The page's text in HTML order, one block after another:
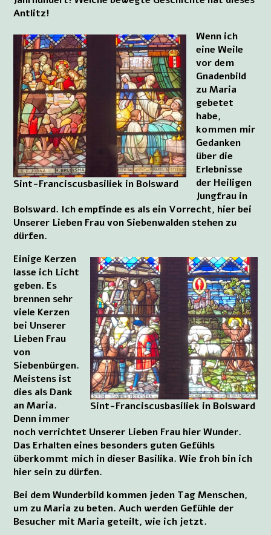
Antlitz!
Sint-Franciscusbasiliek in Bolsward
Wenn ich
eine Weile
vor dem
Gnadenbild
zu Maria
gebetet
habe,
kommen mir
Gedanken
über die
Erlebnisse
der Heiligen
Jungfrau in
Bolsward. Ich empfinde es als ein Vorrecht, hier bei
Unserer Lieben Frau von Siebenwalden stehen zu
dürfen.
Sint-Franciscusbasiliek in Bolsward
Einige Kerzen
lasse ich Licht
geben. Es
brennen sehr
viele Kerzen
bei Unserer
Lieben Frau
von
Siebenbürgen.
Meistens ist
dies als Dank
an Maria.
Denn immer
noch verrichtet Unserer Lieben Frau hier Wunder.
Das Erhalten eines besonders guten Gefühls
überkommt mich in dieser Basilika. Wie froh bin ich
hier sein zu dürfen.
Bei dem Wunderbild kommen jeden Tag Menschen,
um zu Maria zu beten. Auch werden Gefühle der
Besucher mit Maria geteilt, wie ich jetzt.